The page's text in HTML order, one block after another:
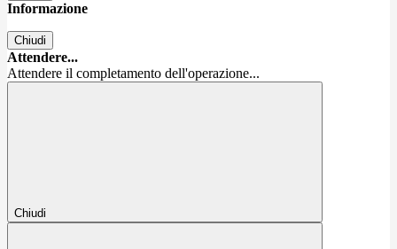
Informazione
Chiudi
Attendere...
Attendere il completamento dell'operazione...
Chiudi